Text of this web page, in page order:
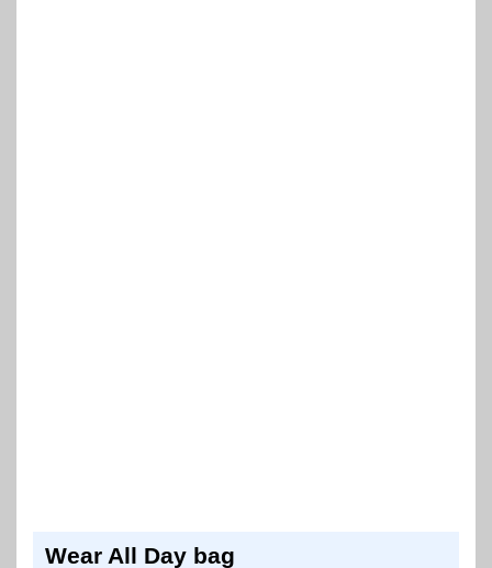
Wear All Day bag